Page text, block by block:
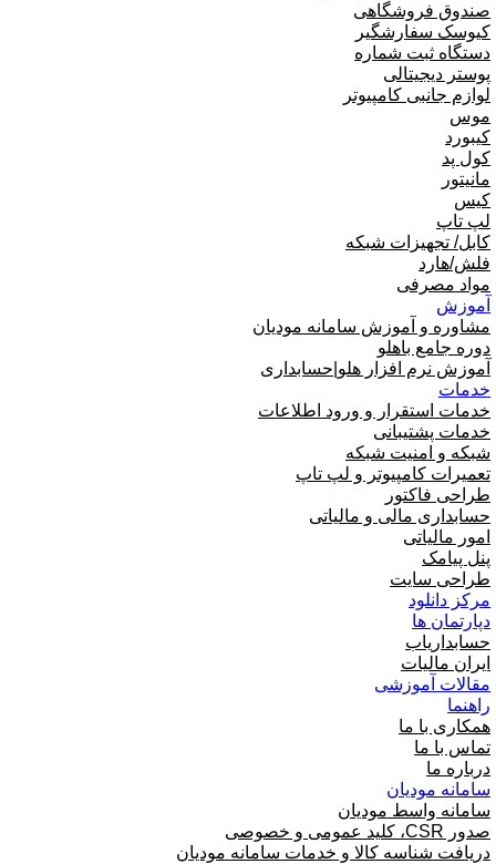
صندوق فروشگاهی
کیوسک سفارشگیر
دستگاه ثبت شماره
پوستر دیجیتالی
لوازم جانبی کامپیوتر
موس
کیبورد
کول پد
مانیتور
کیس
لپ تاپ
کابل/ تجهیزات شبکه
فلش/هارد
مواد مصرفی
آموزش
مشاوره و آموزش سامانه مودیان
دوره جامع باهلو
آموزش نرم افزار هلو|حسابداری
خدمات
خدمات استقرار و ورود اطلاعات
خدمات پشتیبانی
شبکه و امنیت شبکه
تعمیرات کامپیوتر و لپ تاپ
طراحی فاکتور
حسابداری مالی و مالیاتی
امور مالیاتی
پنل پیامک
طراحی سایت
مرکز دانلود
دپارتمان ها
حسابداریاب
ایران مالیات
مقالات آموزشی
راهنما
همکاری با ما
تماس با ما
درباره ما
سامانه مودیان
سامانه واسط مودیان
صدور CSR، کلید عمومی و خصوصی
دریافت شناسه کالا و خدمات سامانه مودیان